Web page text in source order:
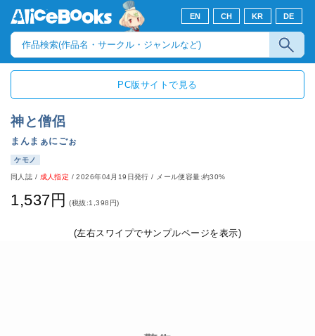
EN CH KR DE
PC版サイトで見る
神と僧侶
まんまぁにごぉ
ケモノ
同人誌 / 成人指定 /2026年04月19日発行 / メール便容量:約30%
1,537円 (税抜:1,398円)
(左右スワイプでサンプルページを表示)